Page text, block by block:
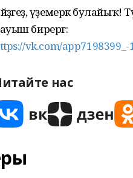
әүҙемерәк
бирергә:
vk.com/
нас